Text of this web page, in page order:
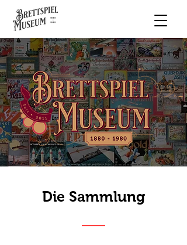
Die Sammlung